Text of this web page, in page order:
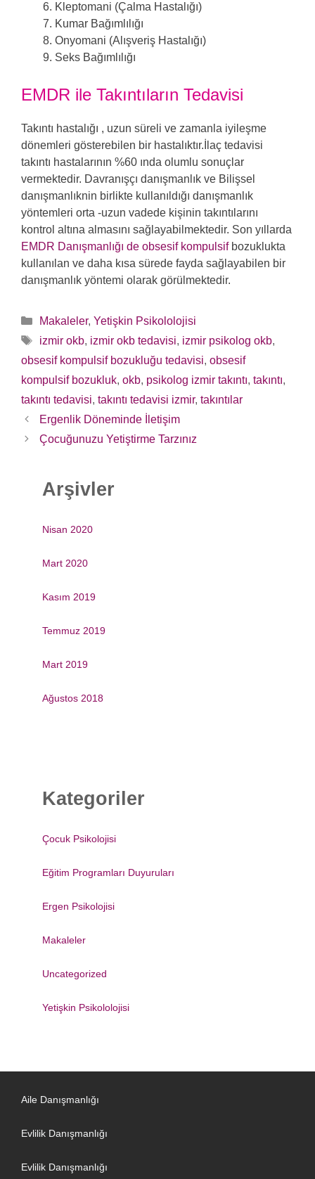
Kleptomani (Çalma Hastalığı)
Kumar Bağımlılığı
Onyomani (Alışveriş Hastalığı)
Seks Bağımlılığı
EMDR ile Takıntıların Tedavisi
Takıntı hastalığı , uzun süreli ve zamanla iyileşme
dönemleri gösterebilen bir hastalıktır.İlaç tedavisi
takıntı hastalarının %60 ında olumlu sonuçlar
vermektedir. Davranışçı danışmanlık ve Bilişsel
danışmanlıknin birlikte kullanıldığı danışmanlık
yöntemleri orta -uzun vadede kişinin takıntılarını
kontrol altına almasını sağlayabilmektedir. Son yıllarda
EMDR Danışmanlığı de obsesif kompulsifbozuklukta
kullanılan ve daha kısa sürede fayda sağlayabilen bir
danışmanlık yöntemi olarak görülmektedir.
Kategoriler
Makaleler, Yetişkin Psikololojisi
Etiketler
izmir okb, izmir okb tedavisi, izmir psikolog okb,
obsesif kompulsif bozukluğu tedavisi, obsesif
kompulsif bozukluk, okb, psikolog izmir takıntı, takıntı,
takıntı tedavisi, takıntı tedavisi izmir, takıntılar
Yazı
dolaşımı
Ergenlik Döneminde İletişim
Çocuğunuzu Yetiştirme Tarzınız
Arşivler
Nisan 2020
Mart 2020
Kasım 2019
Temmuz 2019
Mart 2019
Ağustos 2018
Kategoriler
Çocuk Psikolojisi
Eğitim Programları Duyuruları
Ergen Psikolojisi
Makaleler
Uncategorized
Yetişkin Psikololojisi
Aile Danışmanlığı
Evlilik Danışmanlığı
Evlilik Danışmanlığı